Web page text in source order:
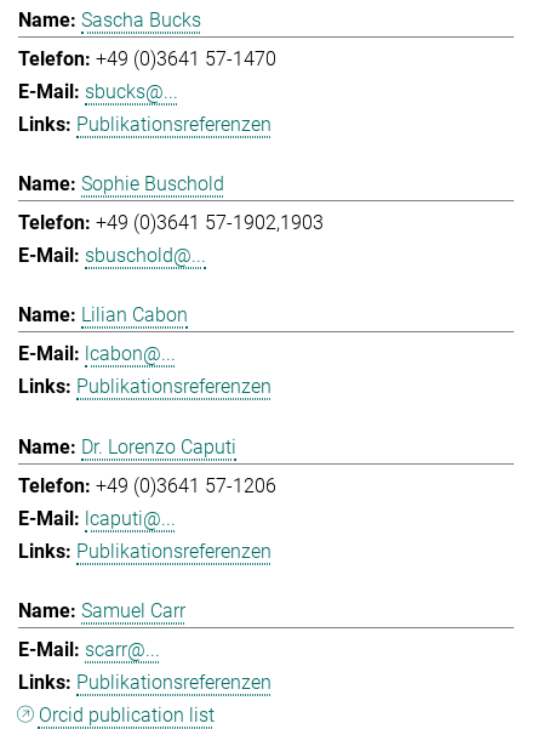
Sascha Bucks
+49 (0)3641 57-1470
sbucks@...
Publikationsreferenzen
Sophie Buschold
+49 (0)3641 57-1902,1903
sbuschold@...
Lilian Cabon
lcabon@...
Publikationsreferenzen
Dr. Lorenzo Caputi
+49 (0)3641 57-1206
lcaputi@...
Publikationsreferenzen
Samuel Carr
scarr@...
Publikationsreferenzen
Orcid publication list